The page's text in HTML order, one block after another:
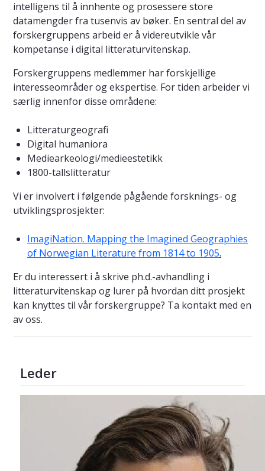
intelligens til å innhente og prosessere store
datamengder fra tusenvis av bøker. En sentral del av
forskergruppens arbeid er å videreutvikle vår
kompetanse i digital litteraturvitenskap.
Forskergruppens medlemmer har forskjellige
interesseområder og ekspertise. For tiden arbeider vi
særlig innenfor disse områdene:
Litteraturgeografi
Digital humaniora
Mediearkeologi/medieestetikk
1800-tallslitteratur
Vi er involvert i følgende pågående forsknings- og
utviklingsprosjekter:
ImagiNation. Mapping the Imagined Geographies
of Norwegian Literature from 1814 to 1905.
Er du interessert i å skrive ph.d.-avhandling i
litteraturvitenskap og lurer på hvordan ditt prosjekt
kan knyttes til vår forskergruppe? Ta kontakt med en
av oss.
Leder